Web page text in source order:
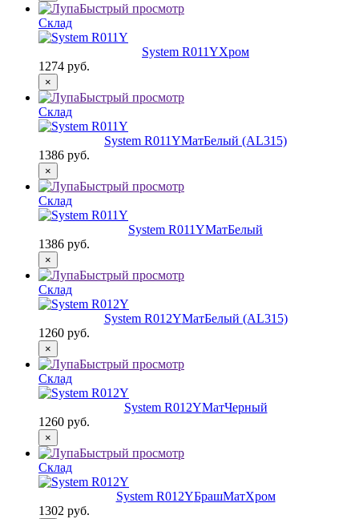
Быстрый просмотр
Склад
System R011YХром
1274 руб.
×
Быстрый просмотр
Склад
System R011YМатБелый (AL315)
1386 руб.
×
Быстрый просмотр
Склад
System R011YМатБелый
1386 руб.
×
Быстрый просмотр
Склад
System R012YМатБелый (AL315)
1260 руб.
×
Быстрый просмотр
Склад
System R012YМатЧерный
1260 руб.
×
Быстрый просмотр
Склад
System R012YБрашМатХром
1302 руб.